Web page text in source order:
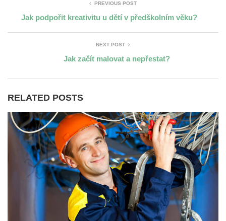
PREVIOUS POST
Jak podpořit kreativitu u dětí v předškolním věku?
NEXT POST
Jak začít malovat a nepřestat?
RELATED POSTS